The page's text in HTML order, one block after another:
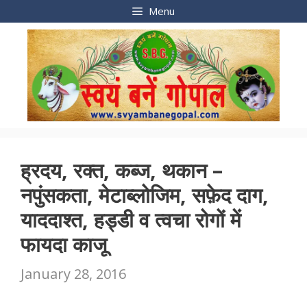
content
Menu
ह्रदय, रक्त, कब्ज, थकान –
नपुंसकता, मेटाब्लोजिम, सफ़ेद दाग,
याददाश्त, हड्डी व त्वचा रोगों में
फायदा काजू
January 28, 2016